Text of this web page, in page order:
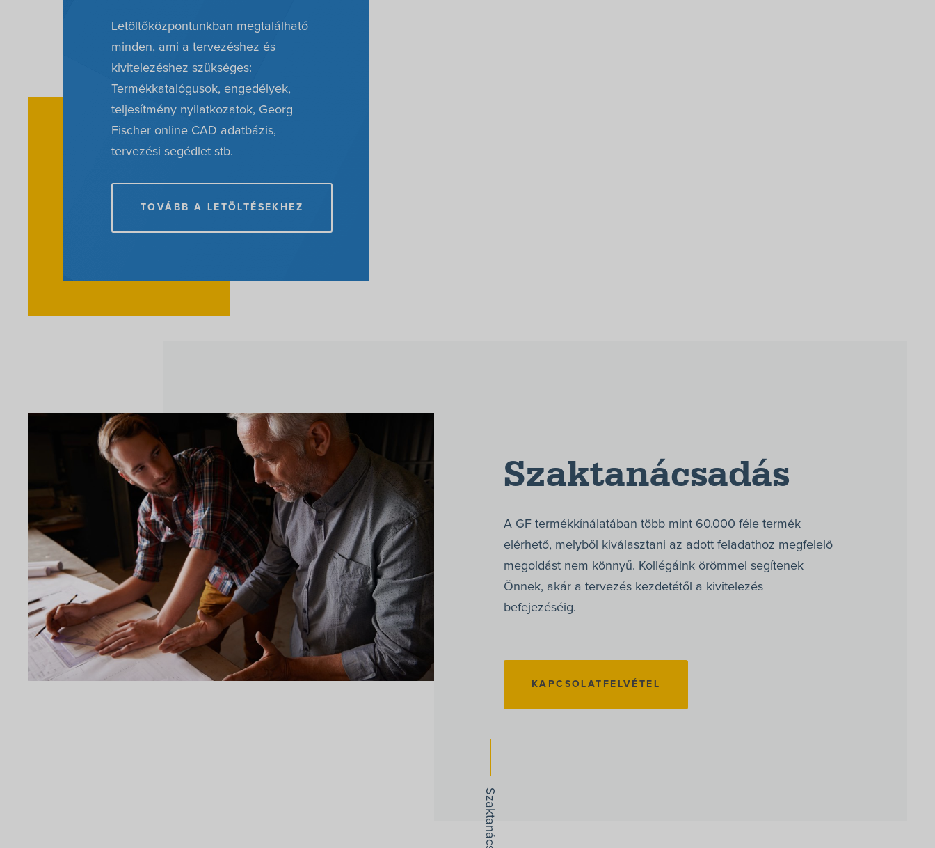
Letöltőközpontunkban megtalálható
minden, ami a tervezéshez és
kivitelezéshez szükséges:
Termékkatalógusok, engedélyek,
teljesítmény nyilatkozatok, Georg
Fischer online CAD adatbázis,
tervezési segédlet stb.
TOVÁBB A LETÖLTÉSEKHEZ
Szaktanácsadás
A GF termékkínálatában több mint 60.000 féle termék
elérhető, melyből kiválasztani az adott feladathoz megfelelő
megoldást nem könnyű. Kollégáink örömmel segítenek
Önnek, akár a tervezés kezdetétől a kivitelezés
befejezéséig.
KAPCSOLATFELVÉTEL